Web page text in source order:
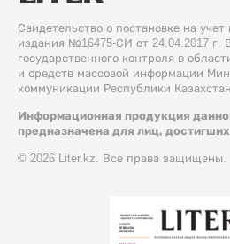
Свидетельство о постановке на учет
издания №16475-СИ от 24.04.2017 г.
государственного контроля в
и средств массовой информации
коммуникации Республики Казахстан.
Информационная продукция
предназначена для лиц,
© 2026 Liter.kz. Все права защищены.